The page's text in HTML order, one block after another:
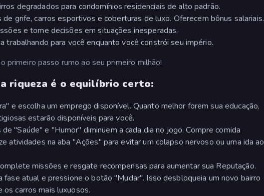
degradados para condomínios residenciais de alto padrão.
grife, carros esportivos e coberturas de luxo. Oferecem bônus salariais.
e tome decisões em situações inesperadas.
trabalhando para você enquanto você constrói seu império.
primeiro passo rumo ao seu primeiro milhão!
riqueza é o equilíbrio certo:
e escolha um emprego disponível. Quanto melhor forem sua educação,
estarão disponíveis para você.
"Saúde" e "Humor" diminuem a cada dia no jogo. Compre comida
atividades na aba "Ações" para evitar um colapso nervoso ou uma ida ao
missões e resgate recompensas para aumentar sua Reputação.
fase atual e pressione o botão "Mudar". Isso desbloqueia um novo bairro
carros mais luxuosos.